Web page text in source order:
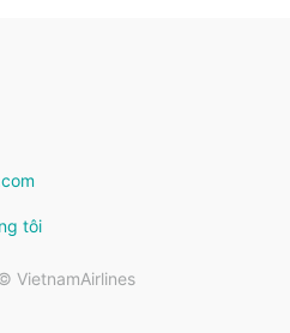
tôi
VietnamAirlines